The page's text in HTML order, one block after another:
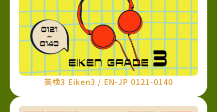
英検3 Eiken3 / EN-JP 0121-0140